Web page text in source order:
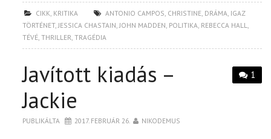
CIKK, KRITIKA ANTONIO CAMPOS, CHRISTINE, DRÁMA, IGAZ
TÖRTÉNET,JESSICA CHASTAIN,JOHN MADDEN, POLITIKA, REBECCA HALL,
TÉVÉ,THRILLER,TRAGÉDIA
1
Javított kiadás –
Jackie
PUBLIKÁLTA 2017. FEBRUÁR 26. NIKODEMUS